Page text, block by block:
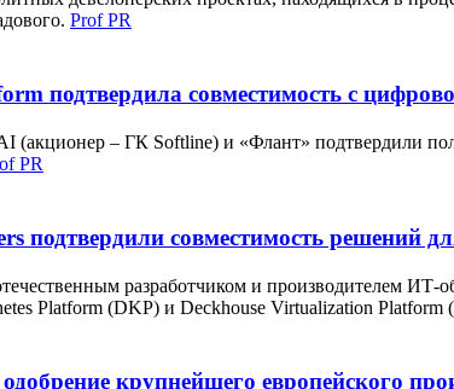
Prof PR
подтвердила совместимость с
(акционер – ГК Softline) и «Флант» подтвердили
PR
подтвердили совместимость решений
разработчиком и производителем ИТ-
Platform (DKP) и Deckhouse Virtualization Platform
крупнейшего европейского